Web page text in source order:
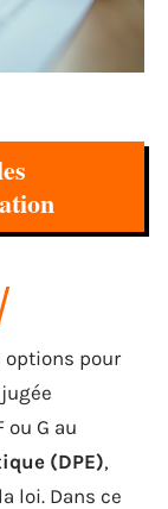
options pour
G au
(DPE),
loi. Dans ce